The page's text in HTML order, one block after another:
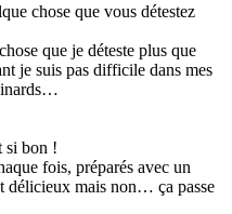
chose que vous détestez
que je déteste plus que
je suis pas difficile dans mes
si bon !
fois, préparés avec un
délicieux mais non… ça passe